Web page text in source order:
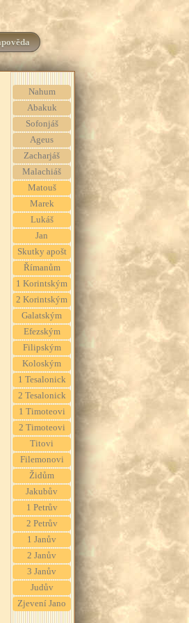
Nahum
Abakuk
Sofonjáš
Ageus
Zacharjáš
Malachiáš
Matouš
Marek
Lukáš
Jan
Skutky apošt
Římanům
1 Korintským
2 Korintským
Galatským
Efezským
Filipským
Koloským
1 Tesalonick
2 Tesalonick
1 Timoteovi
2 Timoteovi
Titovi
Filemonovi
Židům
Jakubův
1 Petrův
2 Petrův
1 Janův
2 Janův
3 Janův
Judův
Zjevení Jano